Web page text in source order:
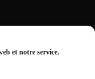
et notre service.